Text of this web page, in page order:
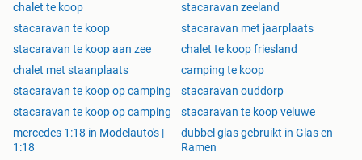
*Separaat toilet
Het afzonderlijke toilet naast de badkamer is praktisch en
netjes uitgevoerd en draagt bij aan het comfort bij gebruik
met meerdere personen.
chalet te koop
stacaravan zeeland
stacaravan te koop
stacaravan met jaarplaats
stacaravan te koop aan zee
chalet te koop friesland
chalet met staanplaats
camping te koop
stacaravan te koop op camping
stacaravan ouddorp
stacaravan te koop op camping
stacaravan te koop veluwe
mercedes 1:18 in Modelauto's |
1:18
dubbel glas gebruikt in Glas en
Ramen